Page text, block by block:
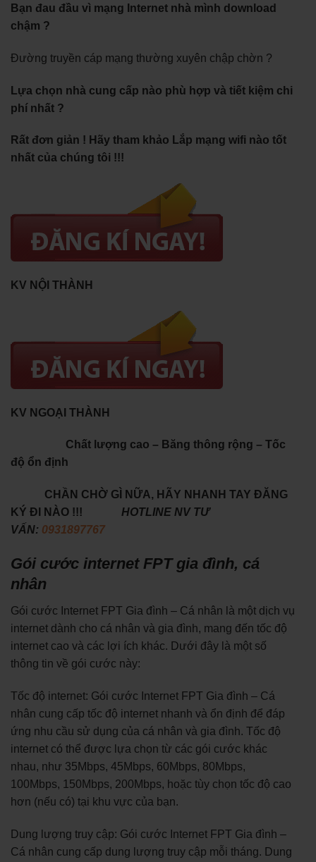
Bạn đau đầu vì mạng Internet nhà mình download
chậm ?
Đường truyền cáp mạng thường xuyên chập chờn ?
Lựa chọn nhà cung cấp nào phù hợp và tiết kiệm chi
phí nhất ?
Rất đơn giản ! Hãy tham khảo Lắp mạng wifi nào tốt
nhất của chúng tôi !!!
KV NỘI THÀNH
KV NGOẠI THÀNH
Chất lượng cao – Băng thông rộng – Tốc
độ ổn định
CHẦN CHỜ GÌ NỮA, HÃY NHANH TAY ĐĂNG
KÝ ĐI NÀO !!!
HOTLINE NV TƯ
VẤN: 0931897767
Gói cước internet FPT gia đình, cá
nhân
Gói cước Internet FPT Gia đình – Cá nhân là một dịch vụ
internet dành cho cá nhân và gia đình, mang đến tốc độ
internet cao và các lợi ích khác. Dưới đây là một số
thông tin về gói cước này:
Tốc độ internet: Gói cước Internet FPT Gia đình – Cá
nhân cung cấp tốc độ internet nhanh và ổn định để đáp
ứng nhu cầu sử dụng của cá nhân và gia đình. Tốc độ
internet có thể được lựa chọn từ các gói cước khác
nhau, như 35Mbps, 45Mbps, 60Mbps, 80Mbps,
100Mbps, 150Mbps, 200Mbps, hoặc tùy chọn tốc độ cao
hơn (nếu có) tại khu vực của bạn.
Dung lượng truy cập: Gói cước Internet FPT Gia đình –
Cá nhân cung cấp dung lượng truy cập mỗi tháng. Dung